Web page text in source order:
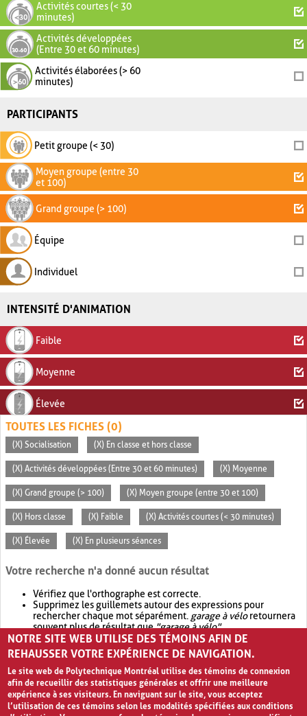
Activités courtes (< 30
minutes)
Activités développées
(Entre 30 et 60 minutes)
Activités élaborées (> 60
minutes)
PARTICIPANTS
Petit groupe (< 30)
Moyen groupe (entre 30
et 100)
Grand groupe (> 100)
Équipe
Individuel
INTENSITÉ D'ANIMATION
Faible
Moyenne
Élevée
TOUTES LES FICHES (0)
(X) Socialisation (X) En classe et hors classe
(X) Activités développées (Entre 30 et 60 minutes) (X) Moyenne
(X) Grand groupe (> 100) (X) Moyen groupe (entre 30 et 100)
(X) Hors classe (X) Faible (X) Activités courtes (< 30 minutes)
(X) Élevée (X) En plusieurs séances
Votre recherche n'a donné aucun résultat
Vérifiez que l'orthographe est correcte.
Supprimez les guillemets autour des expressions pour
rechercher chaque mot séparément. garage à véloretournera
souvent plus de résultat que"garage à vélo".
Envisagez d'élargir votre recherche avec OR.garage OR vélo
retournera souvent plus de résultat quegarage à vélo
NOTRE SITE WEB UTILISE DES TÉMOINS AFIN DE
REHAUSSER VOTRE EXPÉRIENCE DE NAVIGATION.
Le site web de Polytechnique Montréal utilise des témoins de connexion
afin de recueillir des statistiques générales et offrir une meilleure
expérience à ses visiteurs. En naviguant sur le site, vous acceptez
l’utilisation de ces témoins selon les modalités spécifiées aux conditions